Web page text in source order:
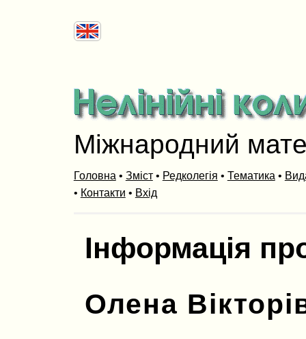
Міжнародний
Головна • Зміст• Редколегія • Тематика •
• Контакти • Вхід
Інформація
Олена